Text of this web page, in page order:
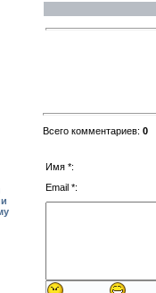
Всего комментариев: 0
Имя *:
Email *: